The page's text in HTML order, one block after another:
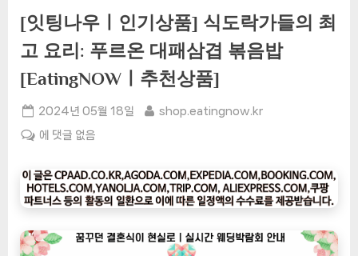
[잇팅나우ㅣ인기상품] 식도락가들의 최
고 요리: 푸르온 대패삼겹 볶음밥
[EatingNOWㅣ추천상품]
Posted
on
2024년 05월 18일 By
shop.eatingnow.kr
[잇
나
우
ㅣ
인
기
에 댓글 없음